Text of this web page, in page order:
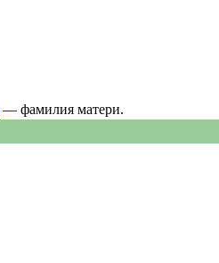
— фамилия матери.